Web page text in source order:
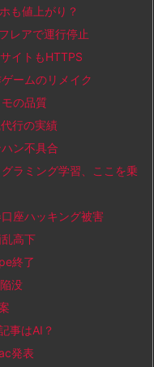
も値上がり？
レアで運行停止
イトもHTTPS
ームのリメイク
の品質
行の実績
ン不具合
ラミング学習、ここを乗
座ハッキング被害
高下
終了
没
事はAI？
発表